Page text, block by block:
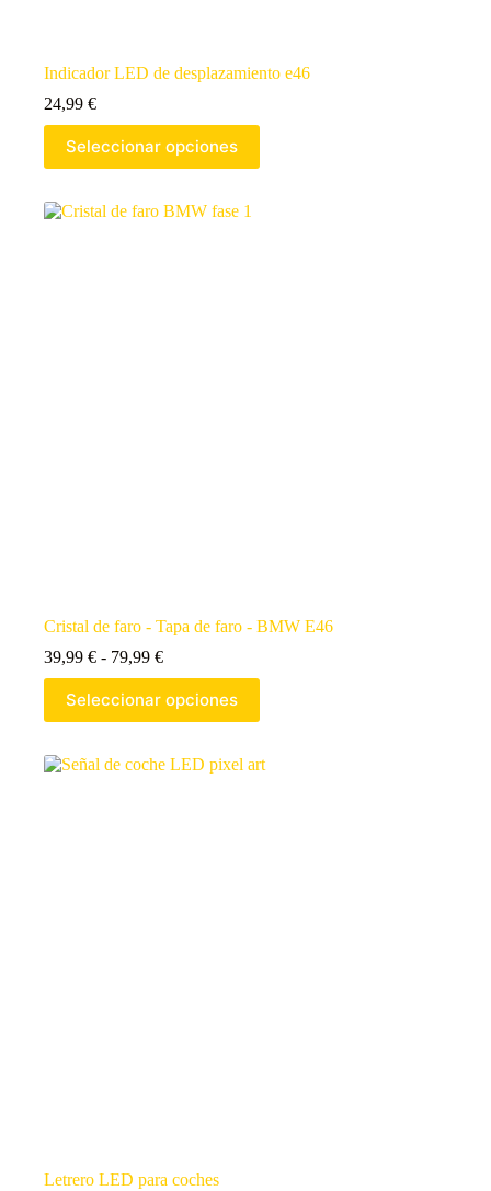
Indicador LED de desplazamiento e46
24,99 €
Seleccionar opciones
Cristal de faro - Tapa de faro - BMW E46
39,99 € - 79,99 €
Seleccionar opciones
Letrero LED para coches